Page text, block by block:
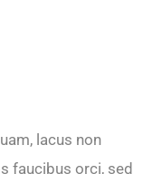
lacus non
faucibus orci, sed